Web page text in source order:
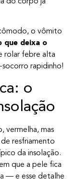
o vômito
que deixa o
rolar febre alta
rapidinho!
o
vermelha, mas
de resfriamento
da insolação.
que a pele fica
— e esse detalhe